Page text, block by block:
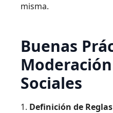
misma.
Buenas
Sociales
1. Definición de